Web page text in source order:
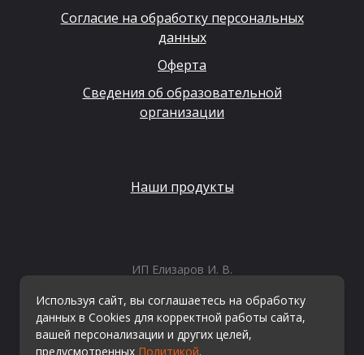
Согласие на обработку персональных
данных
Оферта
Сведения об образовательной
организации
Наши продукты
ИП Елизаров И. В.
ОГРНИП: 315665800057162
Эл. почта:info@kvestiks.ru
Используя сайт, вы соглашаетесь на обработку
данных в Cookies для корректной работы сайта,
вашей персонализации и других целей,
предусмотренных Политикой.